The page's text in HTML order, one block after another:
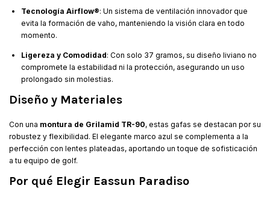
Tecnología Airflow®: Un sistema de ventilación innovador que
evita la formación de vaho, manteniendo la visión clara en todo
momento.
Ligereza y Comodidad: Con solo 37 gramos, su diseño liviano no
compromete la estabilidad ni la protección, asegurando un uso
prolongado sin molestias.
Diseño y Materiales
Con una montura de Grilamid TR-90, estas gafas se destacan por su
robustez y flexibilidad. El elegante marco azul se complementa a la
perfección con lentes plateadas, aportando un toque de sofisticación
a tu equipo de golf.
Por qué Elegir Eassun Paradiso